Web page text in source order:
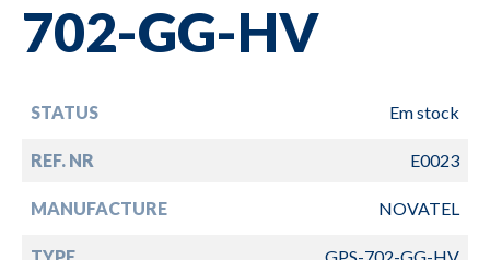
702-GG-HV
STATUS Em stock
REF. NR E0023
MANUFACTURE NOVATEL